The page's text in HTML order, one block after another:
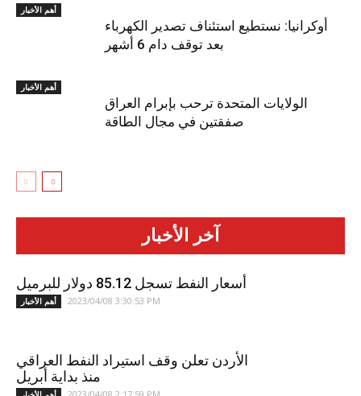
أهم الأخبار
أوكرانيا: نستطيع استئناف تصدير الكهرباء
بعد توقف دام 6 أشهر
أهم الأخبار
الولايات المتحدة ترحب بإبرام العراق
صفقتين في مجال الطاقة
آخر الأخبار
أسعار النفط تسجل 85.12 دولار للبرميل
أهم الأخبار 2023/04/08 3:30:53 PM
الأردن تعلن وقف استيراد النفط العراقي
منذ بداية أبريل